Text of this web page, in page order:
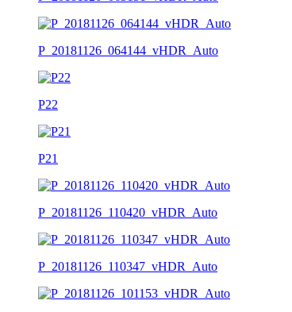
P_20181126_064144_vHDR_Auto
P22
P21
P_20181126_110420_vHDR_Auto
P_20181126_110347_vHDR_Auto